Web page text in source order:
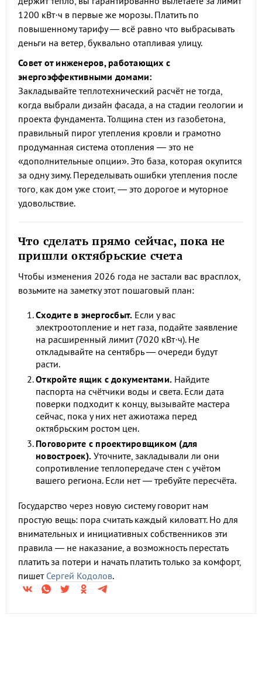
1200 кВт·ч в первые же морозы. Платить по
повышенному тарифу — всё равно что выбрасывать
деньги на ветер, буквально отапливая улицу.
Совет от инженеров, работающих с
энергоэффективными домами:
Закладывайте теплотехнический расчёт не тогда,
когда выбрали дизайн фасада, а на стадии геологии и
проекта фундамента. Толщина стен из газобетона,
правильный пирог утепления кровли и грамотно
продуманная система отопления — это не
«дополнительные опции». Это база, которая окупится
за одну зиму. Переделывать ошибки утепления после
того, как дом уже стоит, — это дорогое и муторное
удовольствие.
Что сделать прямо сейчас, пока не
пришли октябрьские счета
Чтобы изменения 2026 года не застали вас врасплох,
возьмите на заметку этот пошаговый план:
Сходите в энергосбыт. Если у вас
электроотопление и нет газа, подайте заявление
на расширенный лимит (7020 кВт·ч). Не
откладывайте на сентябрь — очереди будут
расти.
Откройте ящик с документами. Найдите
паспорта на счётчики воды и света. Если дата
поверки подходит к концу, вызывайте мастера
сейчас, пока у них нет ажиотажа перед
октябрьским ростом цен.
Поговорите с проектировщиком (для
новостроек). Уточните, закладывали ли они
сопротивление теплопередаче стен с учётом
вашего региона. Если нет — требуйте пересчёта.
Государство через новую систему говорит нам
простую вещь: пора считать каждый киловатт. Но для
внимательных и инициативных собственников эти
правила — не наказание, а возможность перестать
платить за потери и начать платить только за комфорт,
пишет Сергей Кодолов.